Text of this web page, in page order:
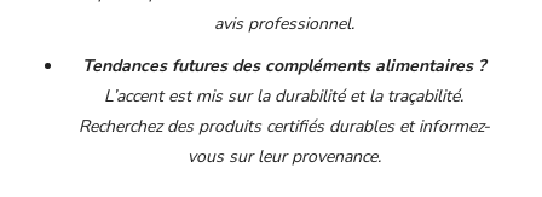
avis professionnel.
Tendances futures des compléments alimentaires ?
L’accent est mis sur la durabilité et la traçabilité.
Recherchez des produits certifiés durables et informez-
vous sur leur provenance.